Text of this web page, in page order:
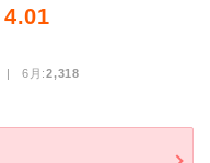
4.01
| 6月:2,318